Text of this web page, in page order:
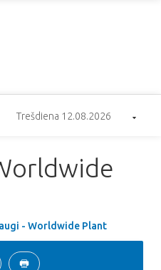
Trešdiena 12.08.2026
- Worldwide Plant